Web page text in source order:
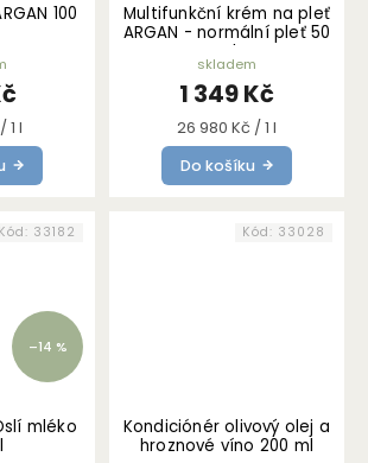
100
1 l
Multifunkční krém na pleť
ARGAN - normální pleť 50
ml
skladem
1 349 Kč
Měrná
cena:
26 980 Kč / 1 l
Do košíku
–14 %
mléko
Kód: 33182
Kondiciónér olivový olej a
hroznové víno 200 ml
Kód: 33028